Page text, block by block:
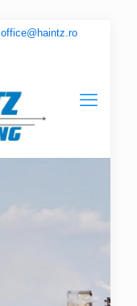
office@haintz.ro